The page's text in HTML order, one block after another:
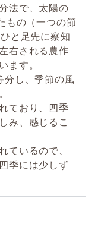
法で、太陽の
もの（一つの節
と足先に察知
右される農作
ます。
分し、季節の風
ており、四季
み、感じるこ
ているので、
季には少しず